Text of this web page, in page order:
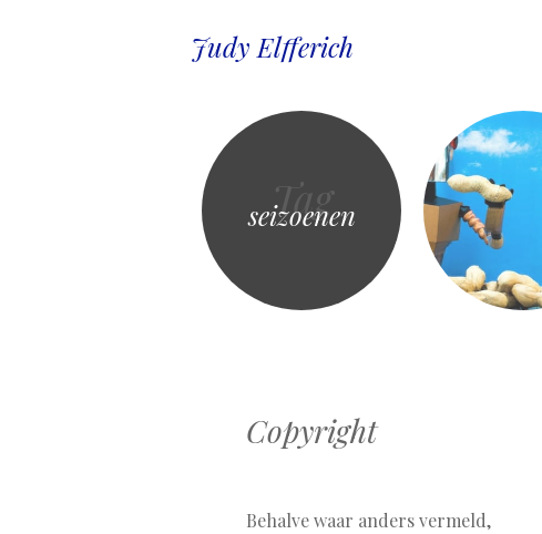
Judy Elfferich
Tag
seizoenen
Copyright
Behalve waar anders vermeld,